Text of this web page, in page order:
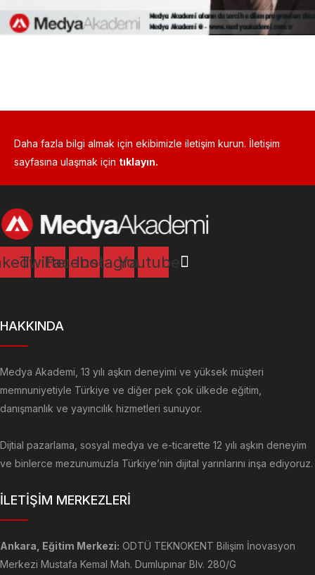
Daha fazla bilgi almak için ekibimizle iletişim kurun. İletişim
sayfasına ulaşmak için tıklayın.
Twitter
Facebook
Instagram
Youtube
HAKKINDA
Medya Akademi, 13 yılı aşkın deneyimi ve yüksek müşteri
memnuniyetiyle Türkiye ve diğer pek çok ülkede eğitim,
danışmanlık ve yayıncılık hizmetleri sunuyor.
Dijtial pazarlama, sosyal medya ve e-ticarette 12 yılı aşkın deneyim
ve binlerce mezunumuzla Türkiye’nin dijital yarınlarını inşa ediyoruz.
İLETİŞİM MERKEZLERİ
Ankara, Eğitim Merkezi: ODTÜ TEKNOKENT Bilişim İnovasyon
Merkezi Mustafa Kemal Mah. Dumlupınar Blv. 280/G